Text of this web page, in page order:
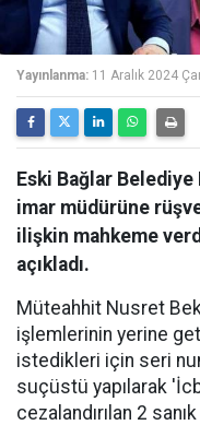
Yayınlanma: 11 Aralık 2024
Eski Bağlar Belediye
imar müdürüne
ilişkin mahkeme
açıkladı.
Müteahhit Nusret
işlemlerinin yerine
istedikleri için seri
suçüstü yapılarak
cezalandırılan 2